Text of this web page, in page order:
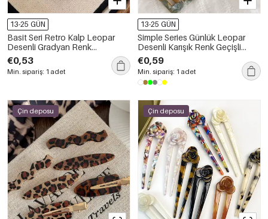
13-25 GÜN
Basit Seri Retro Kalp Leopar
Desenli Gradyan Renk
Geometrik Şekil Reçine Taşlı Saç
Tokaları
€0,53
Min. sipariş: 1 adet
13-25 GÜN
Simple Series Günlük Leopar
Desenli Karışık Renk Geçişli
Plastik Saç Tokaları
€0,59
Min. sipariş: 1 adet
Çin deposu Çin deposu